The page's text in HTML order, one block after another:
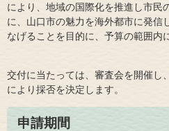
により、地域の国際化を推進し市民
に、山口市の魅力を海外都市に発信
なげることを目的に、予算の範囲内
交付に当たっては、審査会を開催し
により採否を決定します。
申請期間